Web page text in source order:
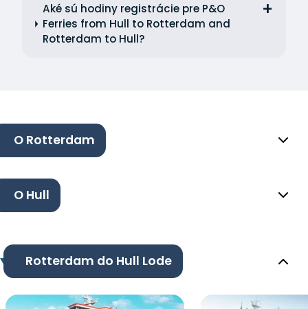
Aké sú hodiny registrácie pre P&O
Ferries from Hull to Rotterdam and
Rotterdam to Hull?
O Rotterdam
O Hull
Rotterdam do Hull Lode